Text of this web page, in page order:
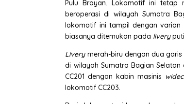
Pulu Brayan. Lokomotif ini tetap
beroperasi di wilayah Sumatra
lokomotif ini tampil dengan varian
biasanya ditemukan pada livery
Liverymerah-biru dengan dua
di wilayah Sumatra Bagian
CC201 dengan kabin masinis
lokomotif CC203.